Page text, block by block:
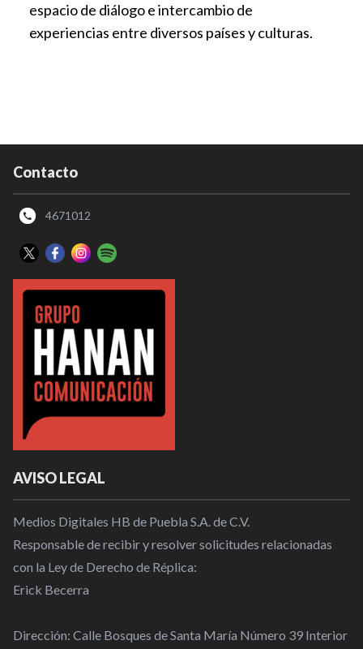
espacio de diálogo e intercambio de
experiencias entre diversos países y culturas.
Contacto
4671012
AVISO LEGAL
Medios Digitales HB de Puebla S.A. de C.V.
Responsable de recibir y resolver solicitudes relacionadas
con la Ley de Derecho de Réplica:
Erick Becerra
Dirección: Calle Bosques de Santa María Número 39 Interior